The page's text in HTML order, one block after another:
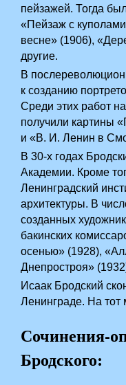
пейзажей. Тогда
«Пейзаж с
весне» (1906),
другие.
В
к созданию
Среди этих работ
получили картины
и «В. И. Ленин в
В 30-х годах
Академии. Кроме
Ленинградский
архитектуры. В
созданных
бакинских
осенью» (1928),
Днепростроя»
Исаак Бродский
Ленинграде. На тот
Сочинения-
Бродского: